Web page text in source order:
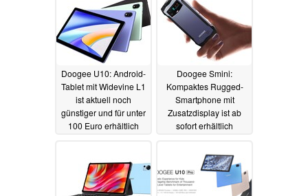
Doogee U10: Android-
Tablet mit Widevine L1
ist aktuell noch
günstiger und für unter
100 Euro erhältlich
Doogee Smini:
Kompaktes Rugged-
Smartphone mit
Zusatzdisplay ist ab
sofort erhältlich